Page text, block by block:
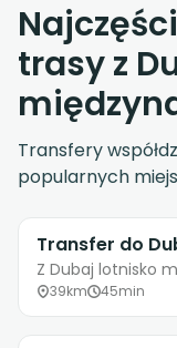
trasy z
Transfery
popularnych
Transfer do
Z Dubaj lotnisko
39km 45min